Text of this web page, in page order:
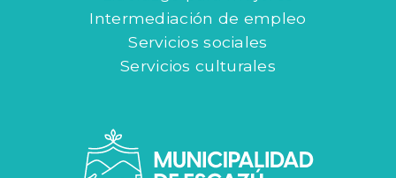
Intermediación de empleo
Servicios sociales
Servicios culturales